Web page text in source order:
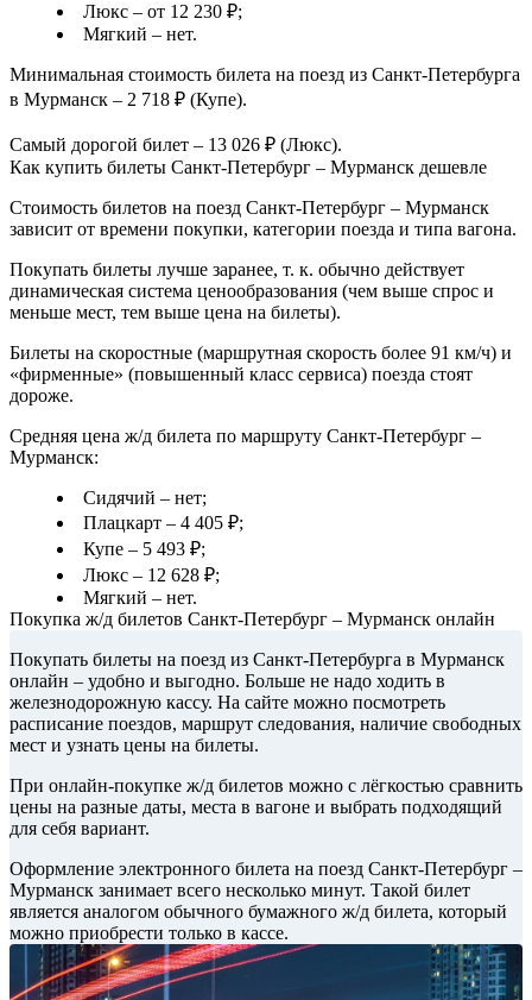
Люкс – от 12 230 ₽;
Мягкий – нет.
Минимальная стоимость билета на поезд из Санкт-Петербурга
в Мурманск – 2 718 ₽ (Купе).
Самый дорогой билет – 13 026 ₽ (Люкс).
Как купить билеты Санкт-Петербург – Мурманск дешевле
Стоимость билетов на поезд Санкт-Петербург – Мурманск
зависит от времени покупки, категории поезда и типа вагона.
Покупать билеты лучше заранее, т. к. обычно действует
динамическая система ценообразования (чем выше спрос и
меньше мест, тем выше цена на билеты).
Билеты на скоростные (маршрутная скорость более 91 км/ч) и
«фирменные» (повышенный класс сервиса) поезда стоят
дороже.
Средняя цена ж/д билета по маршруту Санкт-Петербург –
Мурманск:
Сидячий – нет;
Плацкарт – 4 405 ₽;
Купе – 5 493 ₽;
Люкс – 12 628 ₽;
Мягкий – нет.
Покупка ж/д билетов Санкт-Петербург – Мурманск онлайн
Покупать билеты на поезд из Санкт-Петербурга в Мурманск
онлайн – удобно и выгодно. Больше не надо ходить в
железнодорожную кассу. На сайте можно посмотреть
расписание поездов, маршрут следования, наличие свободных
мест и узнать цены на билеты.
При онлайн-покупке ж/д билетов можно с лёгкостью сравнить
цены на разные даты, места в вагоне и выбрать подходящий
для себя вариант.
Оформление электронного билета на поезд Санкт-Петербург –
Мурманск занимает всего несколько минут. Такой билет
является аналогом обычного бумажного ж/д билета, который
можно приобрести только в кассе.